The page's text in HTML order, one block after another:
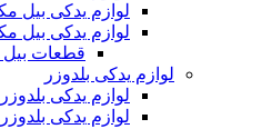
لوازم یدکی بیل
لوازم یدکی بیل
قطعات بیل
لوازم یدکی بلدوزر
لوازم یدکی بلدوزر
لوازم یدکی